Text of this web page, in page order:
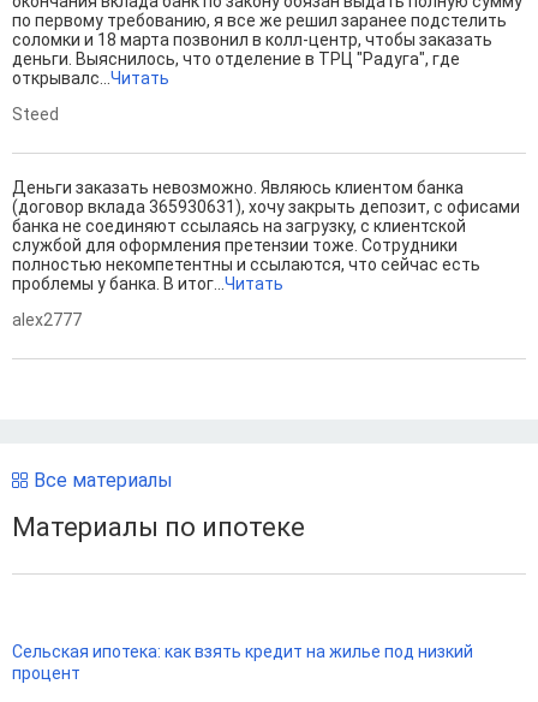
по первому требованию, я все же решил заранее подстелить
соломки и 18 марта позвонил в колл-центр, чтобы заказать
деньги. Выяснилось, что отделение в ТРЦ "Радуга", где
открывалс...Читать
Steed
Деньги заказать невозможно. Являюсь клиентом банка
(договор вклада 365930631), хочу закрыть депозит, с офисами
банка не соединяют ссылаясь на загрузку, с клиентской
службой для оформления претензии тоже. Сотрудники
полностью некомпетентны и ссылаются, что сейчас есть
проблемы у банка. В итог...Читать
alex2777
Все материалы
Материалы по ипотеке
Сельская ипотека: как взять кредит на жилье под низкий
процент